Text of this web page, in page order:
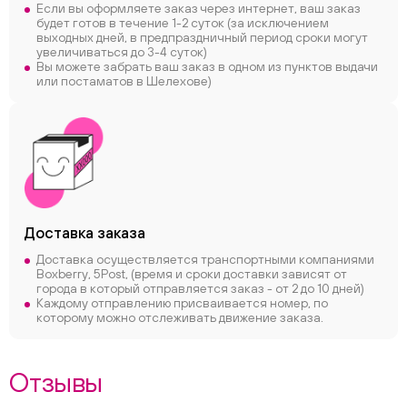
Если вы оформляете заказ через интернет, ваш заказ
будет готов в течение 1-2 суток (за исключением
выходных дней, в предпраздничный период сроки могут
увеличиваться до 3-4 суток)
Вы можете забрать ваш заказ в одном из пунктов выдачи
или постаматов в Шелехове)
Доставка заказа
Доставка осуществляется транспортными компаниями
Boxberry, 5Post, (время и сроки доставки зависят от
города в который отправляется заказ - от 2 до 10 дней)
Каждому отправлению присваивается номер, по
которому можно отслеживать движение заказа.
Отзывы